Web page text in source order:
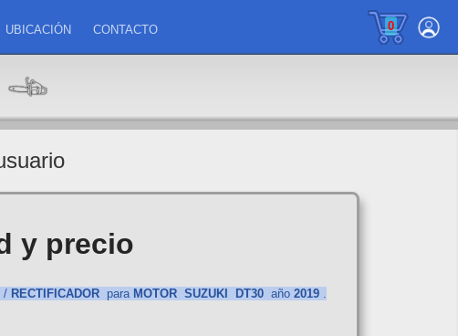
0
UBICACIÓN CONTACTO
y precio
RECTIFICADORpara MOTOR SUZUKI DT30año 2019.